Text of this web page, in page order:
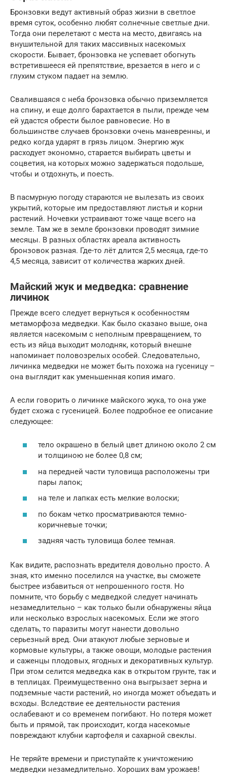
Бронзовки ведут активный образ жизни в светлое
время суток, особенно любят солнечные светлые дни.
Тогда они перелетают с места на место, двигаясь на
внушительной для таких массивных насекомых
скорости. Бывает, бронзовка не успевает обогнуть
встретившееся ей препятствие, врезается в него и с
глухим стуком падает на землю.
Свалившаяся с неба бронзовка обычно приземляется
на спину, и еще долго барахтается в пыли, прежде чем
ей удастся обрести былое равновесие. Но в
большинстве случаев бронзовки очень маневренны, и
редко когда ударят в грязь лицом. Энергию жук
расходует экономно, старается выбирать цветы и
соцветия, на которых можно задержаться подольше,
чтобы и отдохнуть, и поесть.
В пасмурную погоду стараются не вылезать из своих
укрытий, которые им предоставляют листья и корни
растений. Ночевки устраивают тоже чаще всего на
земле. Там же в земле бронзовки проводят зимние
месяцы. В разных областях ареала активность
бронзовок разная. Где-то лёт длится 2,5 месяца, где-то
4,5 месяца, зависит от количества жарких дней.
Майский жук и медведка: сравнение
личинок
Прежде всего следует вернуться к особенностям
метаморфоза медведки. Как было сказано выше, она
является насекомым с неполным превращением, то
есть из яйца выходит молодняк, который внешне
напоминает половозрелых особей. Следовательно,
личинка медведки не может быть похожа на гусеницу –
она выглядит как уменьшенная копия имаго.
А если говорить о личинке майского жука, то она уже
будет схожа с гусеницей. Более подробное ее описание
следующее:
тело окрашено в белый цвет длиною около 2 см
и толщиною не более 0,8 см;
на передней части туловища расположены три
пары лапок;
на теле и лапках есть мелкие волоски;
по бокам четко просматриваются темно-
коричневые точки;
задняя часть туловища более темная.
Как видите, распознать вредителя довольно просто. А
зная, кто именно поселился на участке, вы сможете
быстрее избавиться от непрошенного гостя. Но
помните, что борьбу с медведкой следует начинать
незамедлительно – как только были обнаружены яйца
или несколько взрослых насекомых. Если же этого
сделать, то паразиты могут нанести довольно
серьезный вред. Они атакуют любые зерновые и
кормовые культуры, а также овощи, молодые растения
и саженцы плодовых, ягодных и декоративных культур.
При этом селится медведка как в открытом грунте, так и
в теплицах. Преимущественно она выгрызает зерна и
подземные части растений, но иногда может объедать и
всходы. Вследствие ее деятельности растения
ослабевают и со временем погибают. Но потеря может
быть и прямой, так происходит, когда насекомые
повреждают клубни картофеля и сахарной свеклы.
Не теряйте времени и приступайте к уничтожению
медведки незамедлительно. Хороших вам урожаев!